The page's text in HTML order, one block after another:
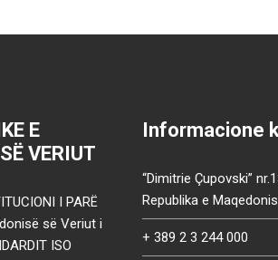
E
VERIUT
I PARË
së Veriut i
ISO
Informacione
“Dimitrie Çupovski”
Republika e
+ 389 2 3 244 000